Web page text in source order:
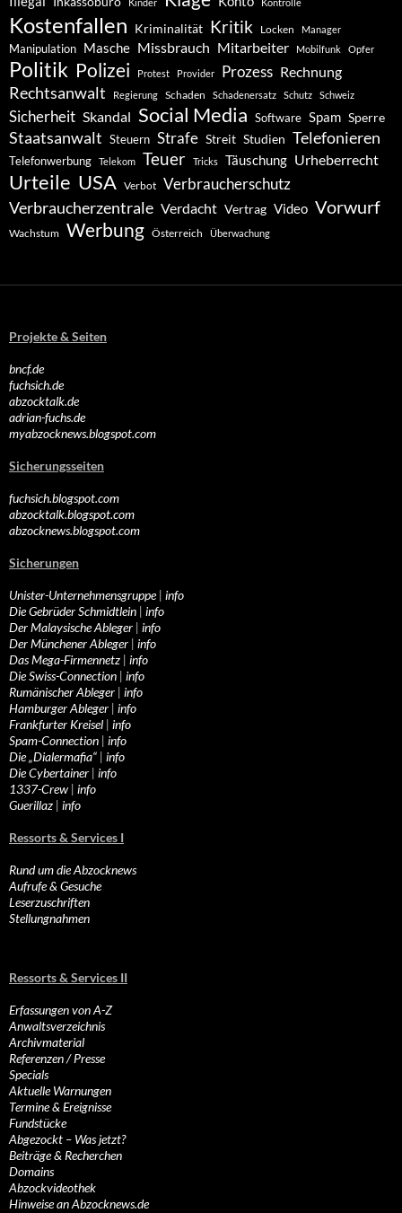
Kinder Kontrolle
Kostenfallen Kriminalität Kritik Locken Manager
Manipulation Masche Missbrauch Mitarbeiter Mobilfunk Opfer
Politik Polizei Protest Provider Prozess Rechnung
Rechtsanwalt Regierung Schaden Schadenersatz Schutz Schweiz
Sicherheit Skandal Social Media Software Spam Sperre
Staatsanwalt Steuern Strafe Streit Studien Telefonieren
Telefonwerbung Telekom Teuer Tricks Täuschung Urheberrecht
Urteile USA Verbot Verbraucherschutz
Verbraucherzentrale Verdacht Vertrag Video Vorwurf
Wachstum Werbung Österreich Überwachung
Projekte & Seiten
bncf.de
fuchsich.de
abzocktalk.de
adrian-fuchs.de
myabzocknews.blogspot.com
Sicherungsseiten
fuchsich.blogspot.com
abzocktalk.blogspot.com
abzocknews.blogspot.com
Sicherungen
Unister-Unternehmensgruppe| info
Die Gebrüder Schmidtlein | info
Der Malaysische Ableger | info
Der Münchener Ableger | info
Das Mega-Firmennetz | info
Die Swiss-Connection | info
Rumänischer Ableger | info
Hamburger Ableger | info
Frankfurter Kreisel | info
Spam-Connection | info
Die „Dialermafia“ | info
Die Cybertainer | info
1337-Crew | info
Guerillaz | info
Ressorts & Services I
Rund um die Abzocknews
Aufrufe & Gesuche
Leserzuschriften
Stellungnahmen
Ressorts & Services II
Erfassungen von A-Z
Anwaltsverzeichnis
Archivmaterial
Referenzen / Presse
Specials
Aktuelle Warnungen
Termine & Ereignisse
Fundstücke
Abgezockt – Was jetzt?
Beiträge & Recherchen
Domains
Abzockvideothek
Hinweise an Abzocknews.de